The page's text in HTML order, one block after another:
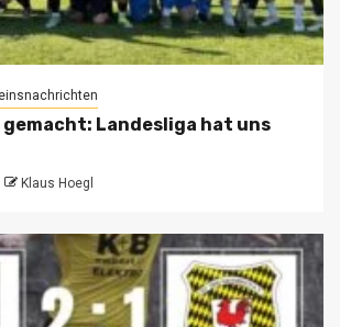
Landesliga hat uns
Klaus Hoegl